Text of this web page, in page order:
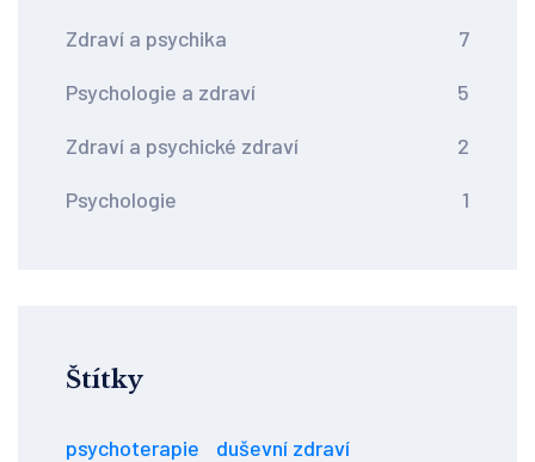
Zdraví a psychika 7
Psychologie a zdraví 5
Zdraví a psychické zdraví 2
Psychologie 1
Štítky
psychoterapie
duševní zdraví